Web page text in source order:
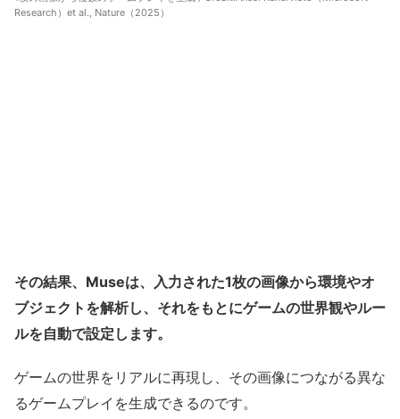
Research）et al., Nature（2025）
その結果、Museは、入力された1枚の画像から環境やオ
ブジェクトを解析し、それをもとにゲームの世界観やルー
ルを自動で設定します。
ゲームの世界をリアルに再現し、その画像につながる異な
るゲームプレイを生成できるのです。